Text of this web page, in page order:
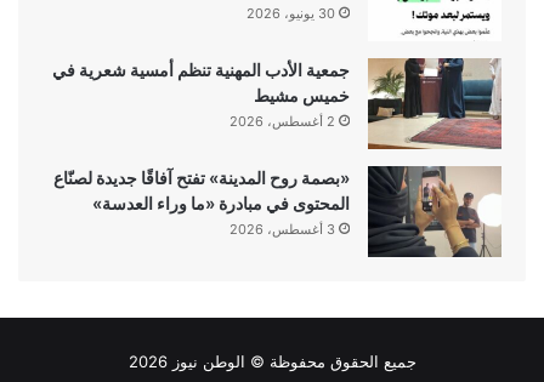
30 يونيو، 2026
جمعية الأدب المهنية تنظم أمسية شعرية في
خميس مشيط
2 أغسطس، 2026
«بصمة روح المدينة» تفتح آفاقًا جديدة لصنّاع
المحتوى في مبادرة «ما وراء العدسة»
3 أغسطس، 2026
جميع الحقوق محفوظة © الوطن نيوز 2026